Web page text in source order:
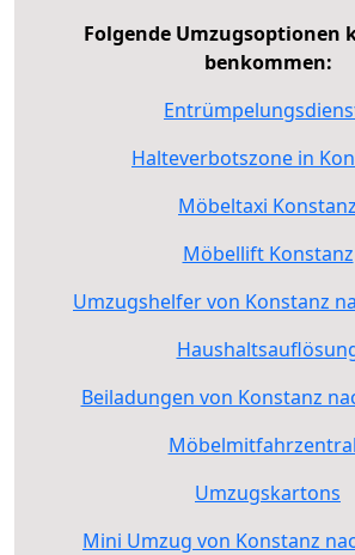
Folgende Umzugsoptionen
benkommen:
Halteverbotszone in
Möbeltaxi Konstanz
Möbellift Konstanz
Umzugshelfer von Konstanz
Beiladungen von Konstanz
Umzugskartons
Mini Umzug von Konstanz